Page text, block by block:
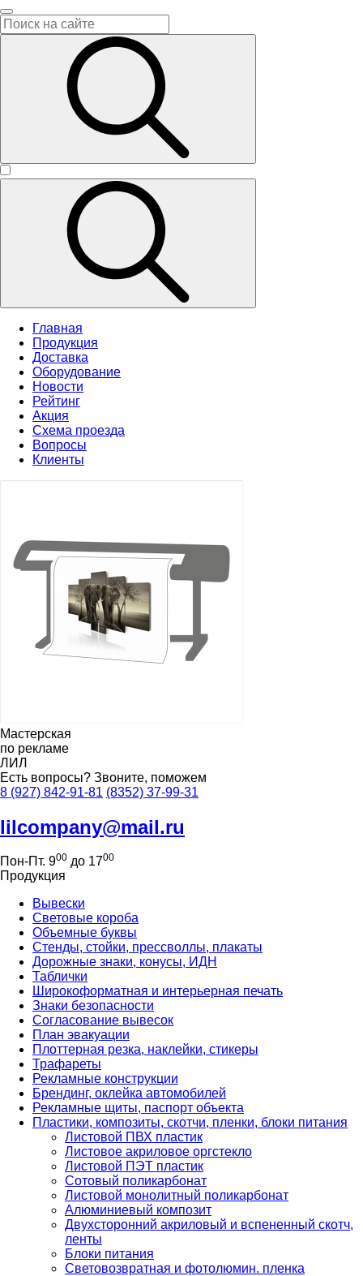
Главная
Продукция
Доставка
Оборудование
Новости
Рейтинг
Акция
Схема проезда
Вопросы
Клиенты
Мастерская
по рекламе
ЛИЛ
Есть вопросы? Звоните, поможем
8 (927) 842-91-81 (8352) 37-99-31
lilcompany@mail.ru
Пон-Пт. 900 до 1700
Продукция
Вывески
Световые короба
Объемные буквы
Стенды, стойки, прессволлы, плакаты
Дорожные знаки, конусы, ИДН
Таблички
Широкоформатная и интерьерная печать
Знаки безопасности
Согласование вывесок
План эвакуации
Плоттерная резка, наклейки, стикеры
Трафареты
Рекламные конструкции
Брендинг, оклейка автомобилей
Рекламные щиты, паспорт объекта
Пластики, композиты, скотчи, пленки, блоки питания
Листовой ПВХ пластик
Листовое акриловое оргстекло
Листовой ПЭТ пластик
Сотовый поликарбонат
Листовой монолитный поликарбонат
Алюминиевый композит
Двухсторонний акриловый и вспененный скотч,
ленты
Блоки питания
Световозвратная и фотолюмин. пленка